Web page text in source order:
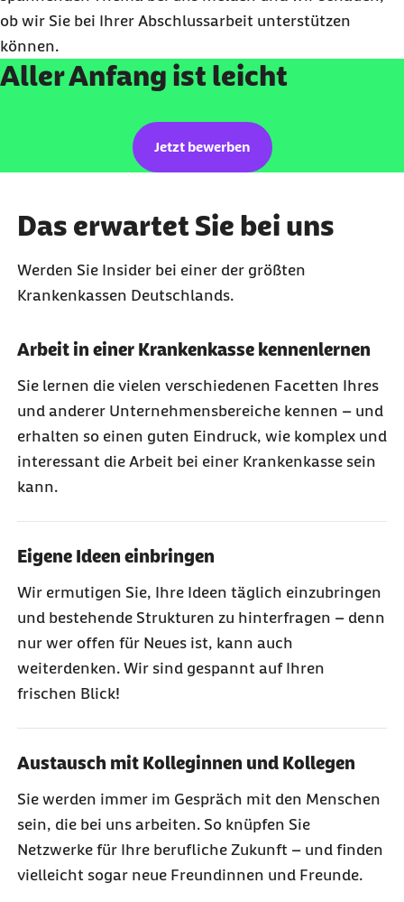
ob wir Sie bei Ihrer Abschlussarbeit unterstützen
können.
Aller Anfang ist leicht
externer Link:
Jetzt bewerben
Das erwartet Sie bei uns
Werden Sie Insider bei einer der größten
Krankenkassen Deutschlands.
Arbeit in einer Krankenkasse kennenlernen
Sie lernen die vielen verschiedenen Facetten Ihres
und anderer Unternehmensbereiche kennen – und
erhalten so einen guten Eindruck, wie komplex und
interessant die Arbeit bei einer Krankenkasse sein
kann.
Eigene Ideen einbringen
Wir ermutigen Sie, Ihre Ideen täglich einzubringen
und bestehende Strukturen zu hinterfragen – denn
nur wer offen für Neues ist, kann auch
weiterdenken. Wir sind gespannt auf Ihren
frischen Blick!
Austausch mit Kolleginnen und Kollegen
Sie werden immer im Gespräch mit den Menschen
sein, die bei uns arbeiten. So knüpfen Sie
Netzwerke für Ihre berufliche Zukunft – und finden
vielleicht sogar neue Freundinnen und Freunde.